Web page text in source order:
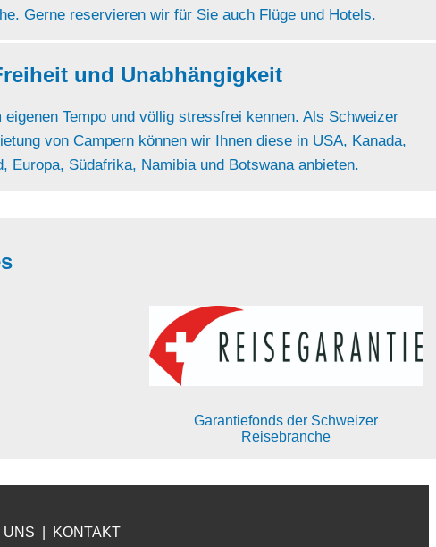
Gerne reservieren wir für Sie auch Flüge und Hotels.
und Unabhängigkeit
eigenen Tempo und völlig stressfrei kennen. Als Schweizer
von Campern können wir Ihnen diese in USA, Kanada,
Europa, Südafrika, Namibia und Botswana anbieten.
Garantiefonds der Schweizer
Reisebranche
UNS KONTAKT